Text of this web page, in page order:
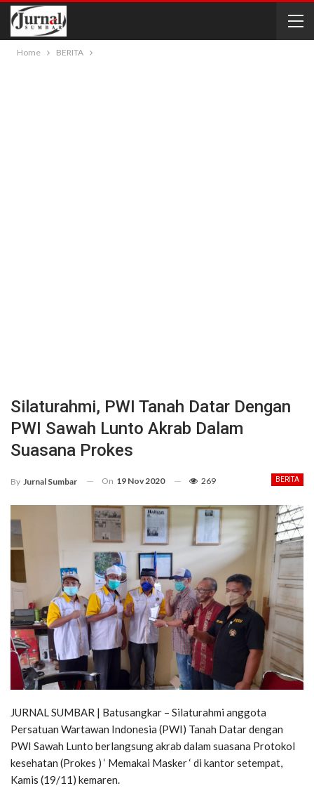
Home BERITA
Silaturahmi, PWI Tanah Datar Dengan
PWI Sawah Lunto Akrab Dalam
Suasana Prokes
BERITA
By Jurnal Sumbar On 19 Nov 2020 269
JURNAL SUMBAR | Batusangkar – Silaturahmi anggota
Persatuan Wartawan Indonesia (PWI) Tanah Datar dengan
PWI Sawah Lunto berlangsung akrab dalam suasana Protokol
kesehatan (Prokes ) ‘ Memakai Masker ‘ di kantor setempat,
Kamis (19/11) kemaren.